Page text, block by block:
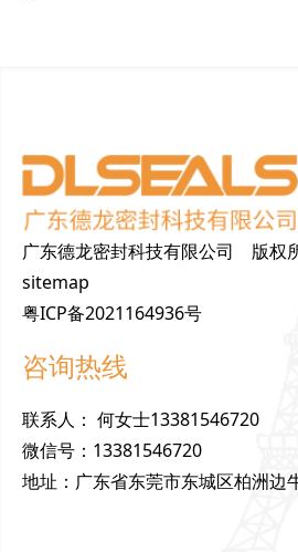
广东德龙密封科技有限公司 版权
sitemap
粤ICP备2021164936号
咨询热线
联系人 ： 何女士13381546720
微信号 ： 13381546720
地址 ： 广东省东莞市东城区柏洲边